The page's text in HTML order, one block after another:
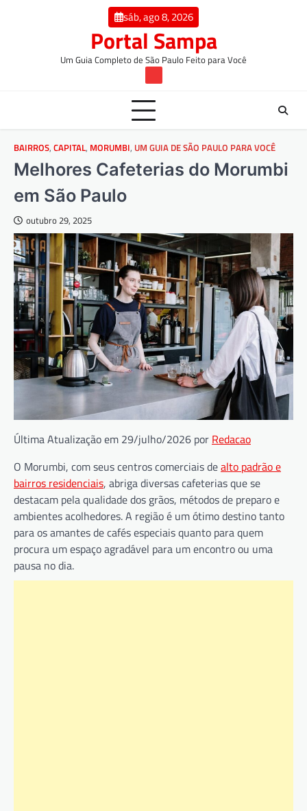
sáb, ago 8, 2026
Portal Sampa
Um Guia Completo de São Paulo Feito para Você
TW
BAIRROS, CAPITAL, MORUMBI, UM GUIA DE SÃO PAULO PARA VOCÊ
Melhores Cafeterias do Morumbi
em São Paulo
outubro 29, 2025
Última Atualização em 29/julho/2026 por Redacao
O Morumbi, com seus centros comerciais dealto padrão e
bairros residenciais, abriga diversas cafeterias que se
destacam pela qualidade dos grãos, métodos de preparo e
ambientes acolhedores. A região é um ótimo destino tanto
para os amantes de cafés especiais quanto para quem
procura um espaço agradável para um encontro ou uma
pausa no dia.